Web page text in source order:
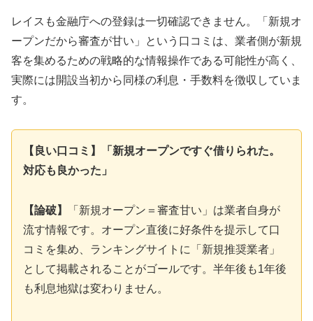
レイスも金融庁への登録は一切確認できません。「新規オ
ープンだから審査が甘い」という口コミは、業者側が新規
客を集めるための戦略的な情報操作である可能性が高く、
実際には開設当初から同様の利息・手数料を徴収していま
す。
【良い口コミ】「新規オープンですぐ借りられた。
対応も良かった」
【論破】
「新規オープン＝審査甘い」は業者自身が
流す情報です。オープン直後に好条件を提示して口
コミを集め、ランキングサイトに「新規推奨業者」
として掲載されることがゴールです。半年後も1年後
も利息地獄は変わりません。